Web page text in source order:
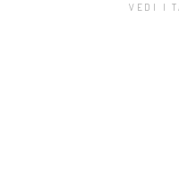
VEDI I